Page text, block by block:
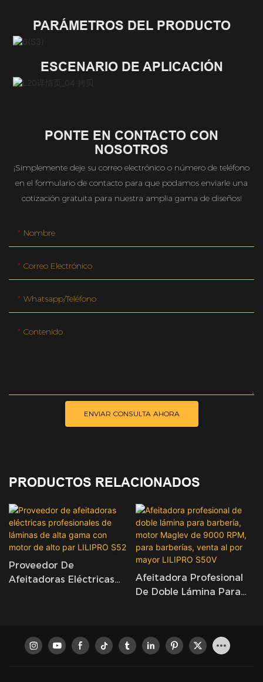
PARÁMETROS DEL PRODUCTO
ESCENARIO DE APLICACIÓN
PONTE EN CONTACTO CON
NOSOTROS
¡Simplemente deje su correo electrónico o número de teléfono
en el formulario de contacto para que podamos enviarle una
cotización gratuita para nuestra amplia gama de diseños!
Nombre
Correo Electrónico
Whatsapp/teléfono
Contenido
ENVIAR CONSULTA AHORA
PRODUCTOS RELACIONADOS
Proveedor De
Afeitadoras Eléctricas
LILIPRO S52
Afeitadora Profesional
De Doble Lámina Para
Barberías, Venta Al Por
Mayor LILIPRO S50V